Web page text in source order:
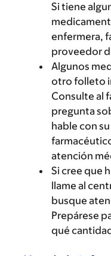
Si tiene
enfermera,
proveedor
Algunos
otro folleto
Consulte al
pregunta
hable con
atención
Si cree que
llame al
busque
Prepárese
qué